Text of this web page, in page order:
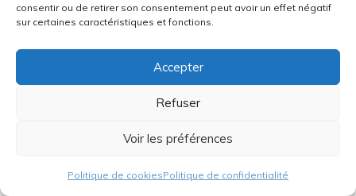
consentir ou de retirer son consentement peut avoir un effet négatif
sur certaines caractéristiques et fonctions.
Accepter
Refuser
Voir les préférences
Politique de cookiesPolitique de confidentialité
En travaux dirigés, uneMicrosoft Surface
l’ouverture et la diversité matérielle (Lenovo, Xiaomi,
OnePlus, Huawei). iPadOS conserve sa force dans la
stabilité des apps de création et la reconnaissance
autonomie à surveiller selon la config.